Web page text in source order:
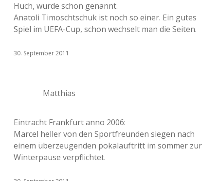
Huch, wurde schon genannt.
Anatoli Timoschtschuk ist noch so einer. Ein gutes
Spiel im UEFA-Cup, schon wechselt man die Seiten.
30. September 2011
Matthias
Eintracht Frankfurt anno 2006:
Marcel heller von den Sportfreunden siegen nach
einem überzeugenden pokalauftritt im sommer zur
Winterpause verpflichtet.